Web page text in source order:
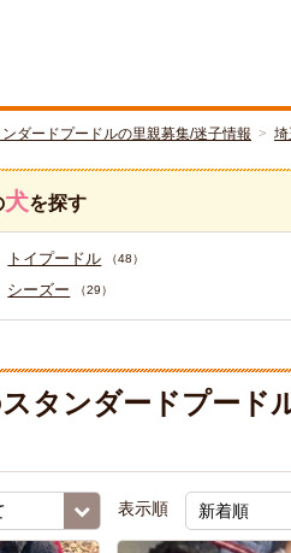
ンダードプードルの里親募集/迷子情報
犬を探す
トイプードル （48）
シーズー （29）
タンダードプード
表示順